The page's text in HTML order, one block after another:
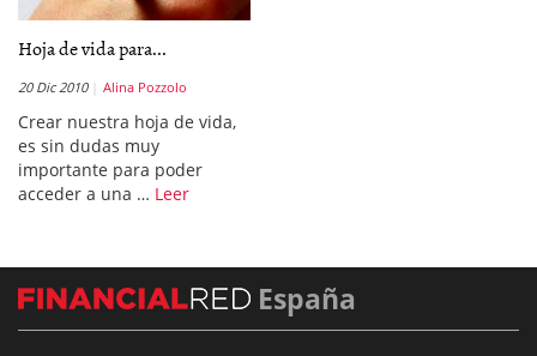
Hoja de vida para...
20 Dic 2010 Alina Pozzolo
Crear nuestra hoja de vida,
es sin dudas muy
importante para poder
acceder a una … Leer
España